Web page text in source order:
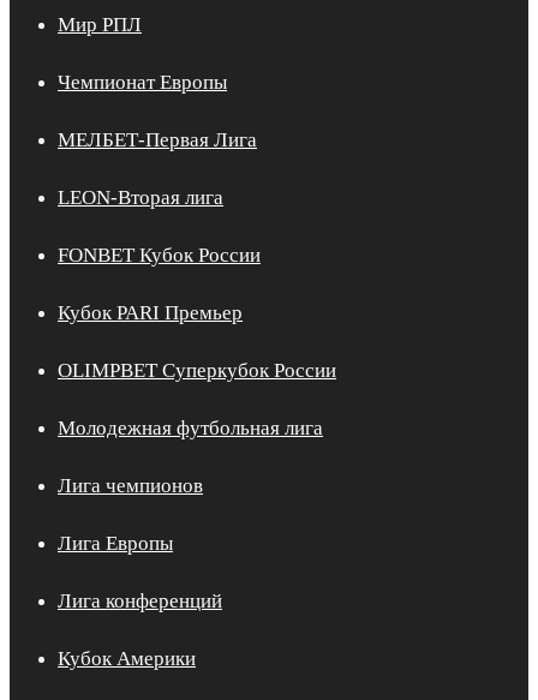
Мир РПЛ
Чемпионат Европы
МЕЛБЕТ-Первая Лига
LEON-Вторая лига
FONBET Кубок России
Кубок PARI Премьер
OLIMPBET Суперкубок России
Молодежная футбольная лига
Лига чемпионов
Лига Европы
Лига конференций
Кубок Америки